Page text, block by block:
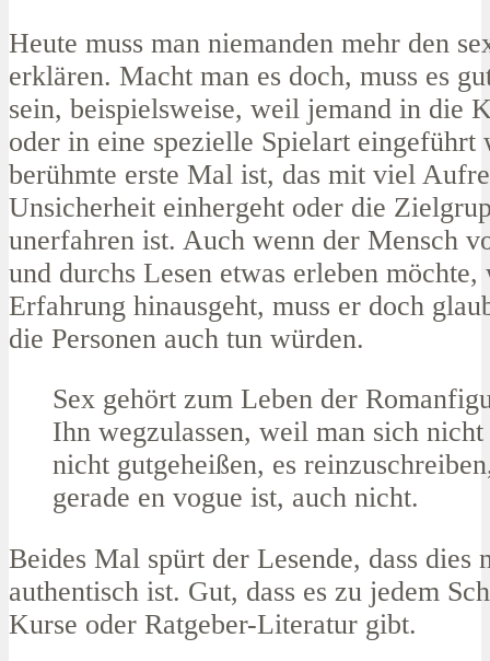
Heute muss man niemanden mehr den
erklären. Macht man es doch, muss es
sein, beispielsweise, weil jemand in die
oder in eine spezielle Spielart eingeführt
berühmte erste Mal ist, das mit viel
Unsicherheit einhergeht oder die
unerfahren ist. Auch wenn der Mensch
und durchs Lesen etwas erleben möchte,
Erfahrung hinausgeht, muss er doch
die Personen auch tun würden.
Sex gehört zum Leben der
Ihn wegzulassen, weil man sich
nicht gutgeheißen, es
gerade en vogue ist, auch nicht.
Beides Mal spürt der Lesende, dass dies
authentisch ist. Gut, dass es zu jedem
Kurse oder Ratgeber-Literatur gibt.